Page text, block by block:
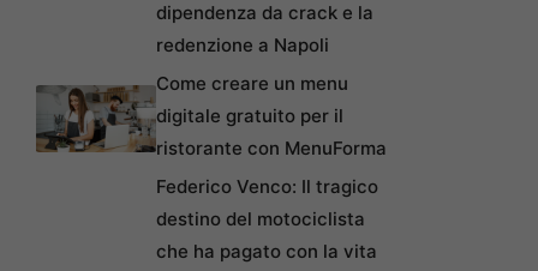
dipendenza da crack e la
redenzione a Napoli
Come creare un menu
digitale gratuito per il
ristorante con MenuForma
Federico Venco: Il tragico
destino del motociclista
che ha pagato con la vita